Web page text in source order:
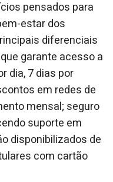
pensados para
estar dos
diferenciais
garante acesso a
dia, 7 dias por
em redes de
mensal; seguro
suporte em
disponibilizados de
com cartão